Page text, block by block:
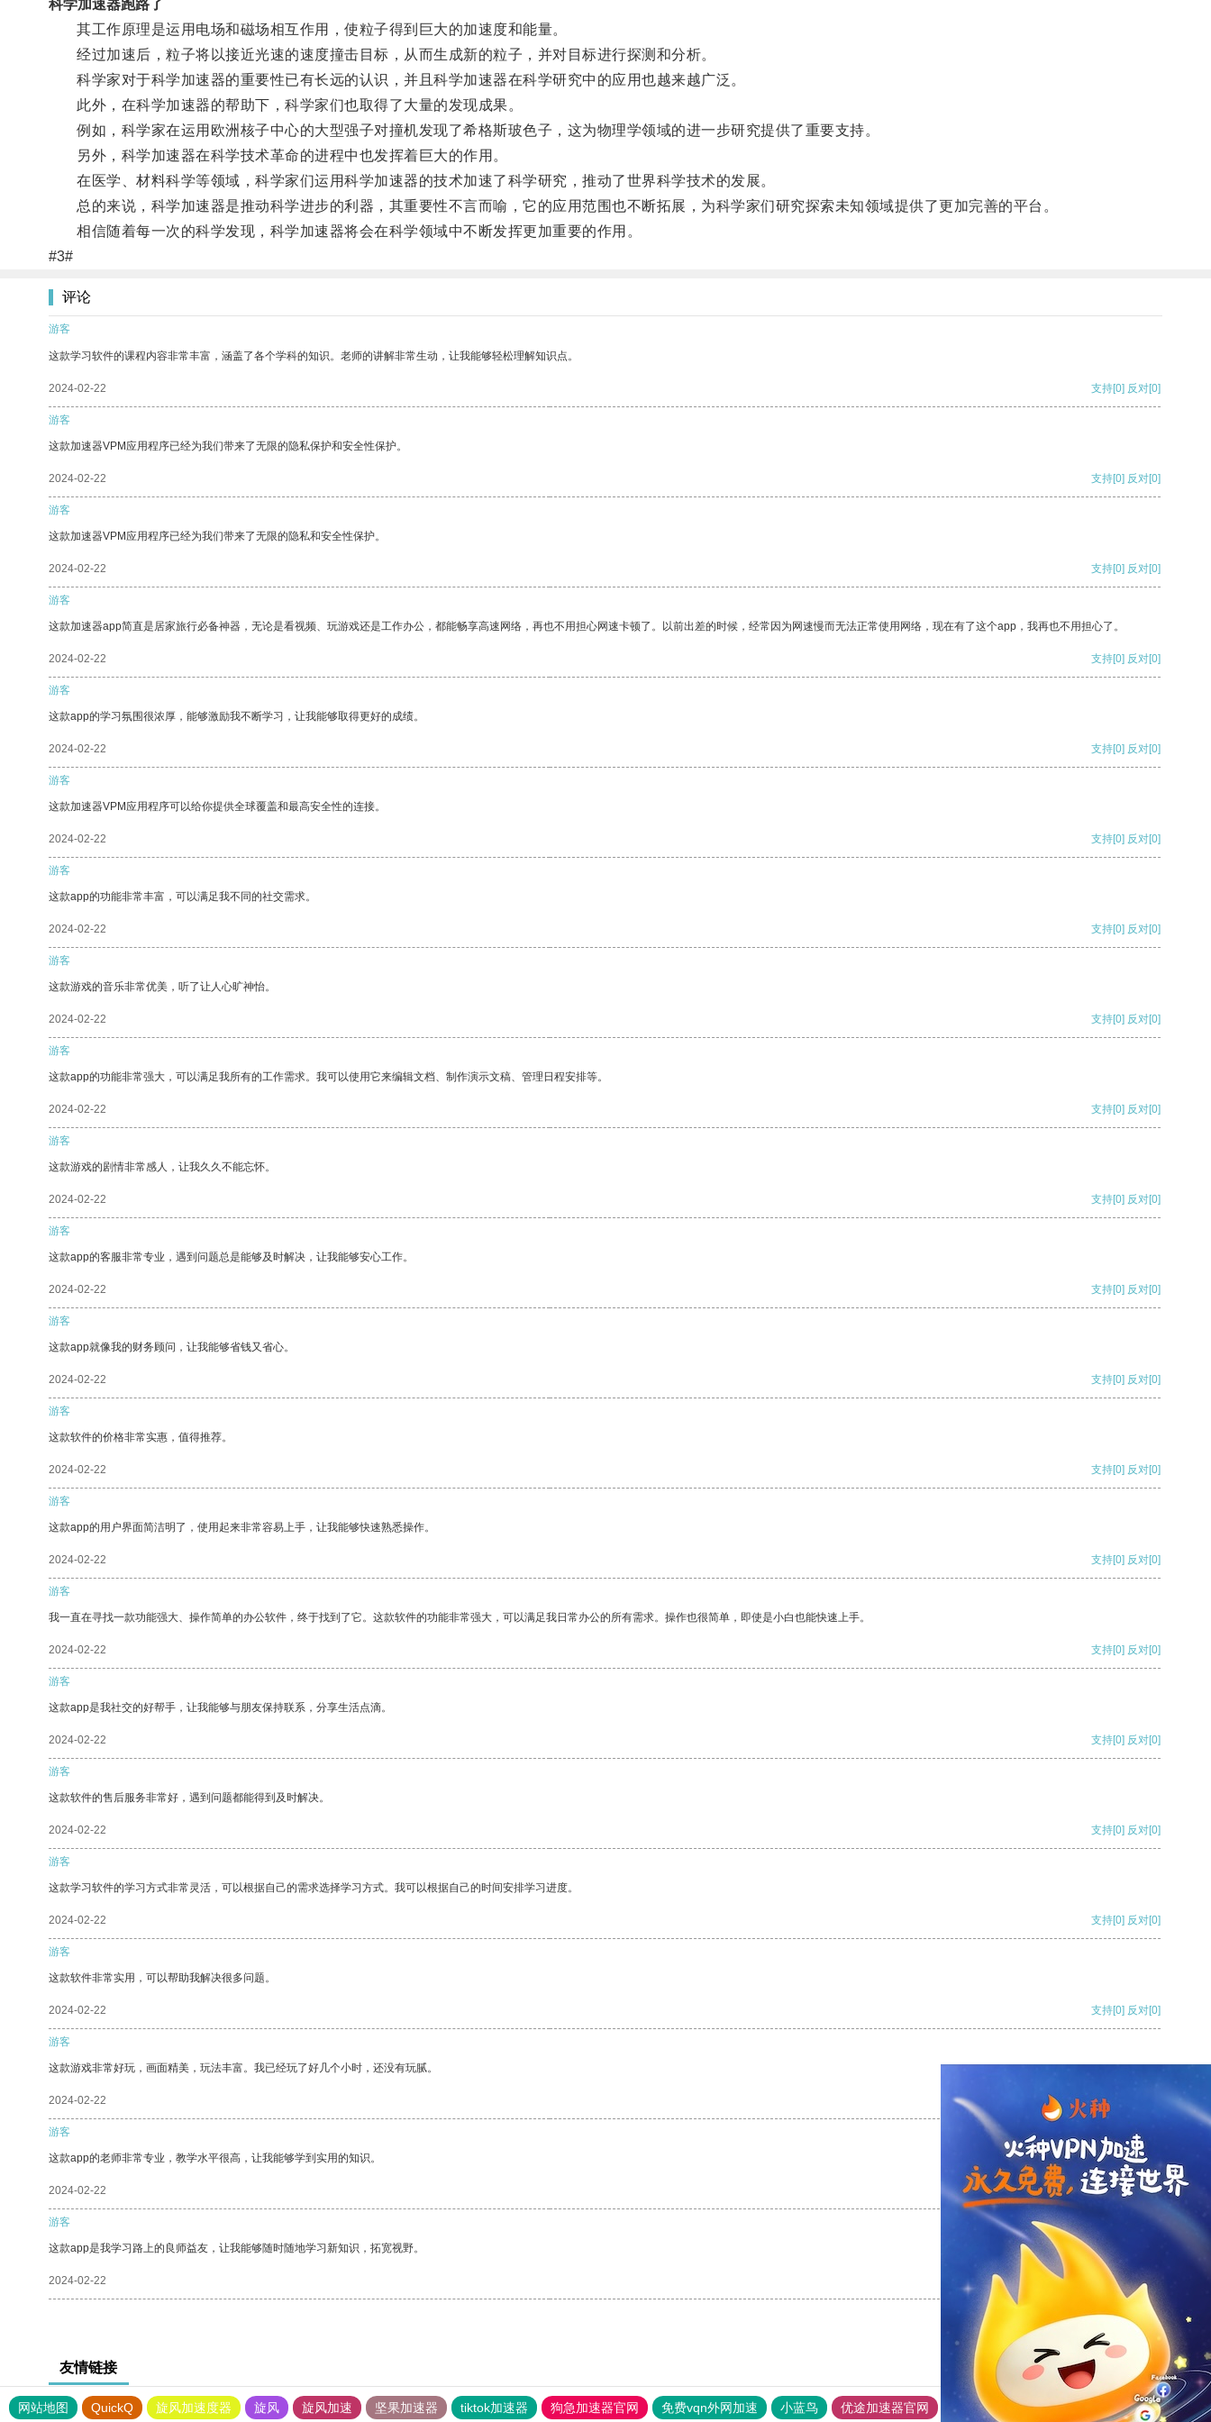
科学加速器跑路了
其工作原理是运用电场和磁场相互作用，使粒子得到巨大的加速度和能量。
经过加速后，粒子将以接近光速的速度撞击目标，从而生成新的粒子，并对目标进行探测和分析。
科学家对于科学加速器的重要性已有长远的认识，并且科学加速器在科学研究中的应用也越来越广泛。
此外，在科学加速器的帮助下，科学家们也取得了大量的发现成果。
例如，科学家在运用欧洲核子中心的大型强子对撞机发现了希格斯玻色子，这为物理学领域的进一步研究提供了重要支持。
另外，科学加速器在科学技术革命的进程中也发挥着巨大的作用。
在医学、材料科学等领域，科学家们运用科学加速器的技术加速了科学研究，推动了世界科学技术的发展。
总的来说，科学加速器是推动科学进步的利器，其重要性不言而喻，它的应用范围也不断拓展，为科学家们研究探索未知领域提供了更加完善的平台。
相信随着每一次的科学发现，科学加速器将会在科学领域中不断发挥更加重要的作用。
#3#
评论
游客
这款学习软件的课程内容非常丰富，涵盖了各个学科的知识。老师的讲解非常生动，让我能够轻松理解知识点。
2024-02-22 支持[0] 反对[0]
游客
这款加速器VPM应用程序已经为我们带来了无限的隐私保护和安全性保护。
2024-02-22 支持[0] 反对[0]
游客
这款加速器VPM应用程序已经为我们带来了无限的隐私和安全性保护。
2024-02-22 支持[0] 反对[0]
游客
这款加速器app简直是居家旅行必备神器，无论是看视频、玩游戏还是工作办公，都能畅享高速网络，再也不用担心网速卡顿了。以前出差的时候，经常因为网速慢而无法正常使用网络，现在有了这个app，我再也不用担心了。
2024-02-22 支持[0] 反对[0]
游客
这款app的学习氛围很浓厚，能够激励我不断学习，让我能够取得更好的成绩。
2024-02-22 支持[0] 反对[0]
游客
这款加速器VPM应用程序可以给你提供全球覆盖和最高安全性的连接。
2024-02-22 支持[0] 反对[0]
游客
这款app的功能非常丰富，可以满足我不同的社交需求。
2024-02-22 支持[0] 反对[0]
游客
这款游戏的音乐非常优美，听了让人心旷神怡。
2024-02-22 支持[0] 反对[0]
游客
这款app的功能非常强大，可以满足我所有的工作需求。我可以使用它来编辑文档、制作演示文稿、管理日程安排等。
2024-02-22 支持[0] 反对[0]
游客
这款游戏的剧情非常感人，让我久久不能忘怀。
2024-02-22 支持[0] 反对[0]
游客
这款app的客服非常专业，遇到问题总是能够及时解决，让我能够安心工作。
2024-02-22 支持[0] 反对[0]
游客
这款app就像我的财务顾问，让我能够省钱又省心。
2024-02-22 支持[0] 反对[0]
游客
这款软件的价格非常实惠，值得推荐。
2024-02-22 支持[0] 反对[0]
游客
这款app的用户界面简洁明了，使用起来非常容易上手，让我能够快速熟悉操作。
2024-02-22 支持[0] 反对[0]
游客
我一直在寻找一款功能强大、操作简单的办公软件，终于找到了它。这款软件的功能非常强大，可以满足我日常办公的所有需求。操作也很简单，即使是小白也能快速上手。
2024-02-22 支持[0] 反对[0]
游客
这款app是我社交的好帮手，让我能够与朋友保持联系，分享生活点滴。
2024-02-22 支持[0] 反对[0]
游客
这款软件的售后服务非常好，遇到问题都能得到及时解决。
2024-02-22 支持[0] 反对[0]
游客
这款学习软件的学习方式非常灵活，可以根据自己的需求选择学习方式。我可以根据自己的时间安排学习进度。
2024-02-22 支持[0] 反对[0]
游客
这款软件非常实用，可以帮助我解决很多问题。
2024-02-22 支持[0] 反对[0]
游客
这款游戏非常好玩，画面精美，玩法丰富。我已经玩了好几个小时，还没有玩腻。
2024-02-22 支持
游客
这款app的老师非常专业，教学水平很高，让我能够学到实用的知识。
2024-02-22 支持[0] 反对[0]
游客
这款app是我学习路上的良师益友，让我能够随时随地学习新知识，拓宽视野。
2024-02-22 支持[0] 反对[0]
友情链接
网站地图 QuickQ 旋风加速度器 旋风 旋风加速 坚果加速器 tiktok加速器 狗急加速器官网 免费vqn外网加速 小蓝鸟 优途加速器官网 风驰加速器 旋风加速器 八戒看书